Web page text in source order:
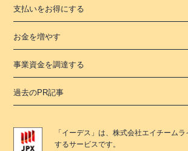
支払いをお得にする
お金を増やす
事業資金を調達する
過去のPR記事
「 イーデス 」は、株式会社エイチーム
するサービスです。